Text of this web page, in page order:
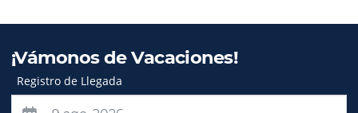
¡Vámonos de Vacaciones!
Registro de Llegada